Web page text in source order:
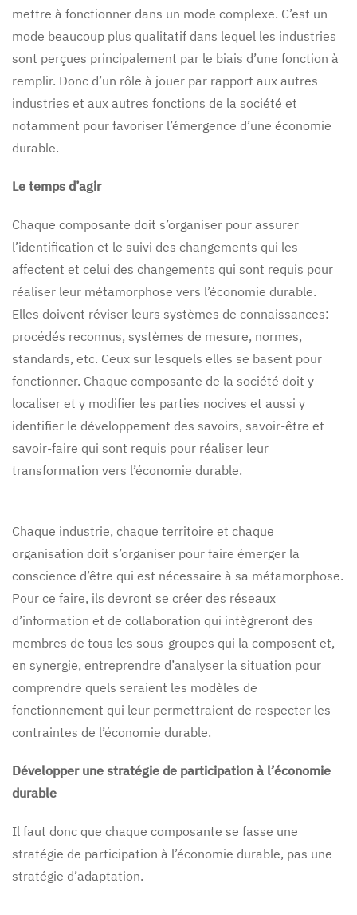
mettre à fonctionner dans un mode complexe. C’est un
mode beaucoup plus qualitatif dans lequel les industries
sont perçues principalement par le biais d’une fonction à
remplir. Donc d’un rôle à jouer par rapport aux autres
industries et aux autres fonctions de la société et
notamment pour favoriser l’émergence d’une économie
durable.
Le temps d’agir
Chaque composante doit s’organiser pour assurer
l’identification et le suivi des changements qui les
affectent et celui des changements qui sont requis pour
réaliser leur métamorphose vers l’économie durable.
Elles doivent réviser leurs systèmes de connaissances:
procédés reconnus, systèmes de mesure, normes,
standards, etc. Ceux sur lesquels elles se basent pour
fonctionner. Chaque composante de la société doit y
localiser et y modifier les parties nocives et aussi y
identifier le développement des savoirs, savoir-être et
savoir-faire qui sont requis pour réaliser leur
transformation vers l’économie durable.
Chaque industrie, chaque territoire et chaque
organisation doit s’organiser pour faire émerger la
conscience d’être qui est nécessaire à sa métamorphose.
Pour ce faire, ils devront se créer des réseaux
d’information et de collaboration qui intègreront des
membres de tous les sous-groupes qui la composent et,
en synergie, entreprendre d’analyser la situation pour
comprendre quels seraient les modèles de
fonctionnement qui leur permettraient de respecter les
contraintes de l’économie durable.
Développer une stratégie de participation à l’économie
durable
Il faut donc que chaque composante se fasse une
stratégie de participation à l’économie durable, pas une
stratégie d’adaptation.